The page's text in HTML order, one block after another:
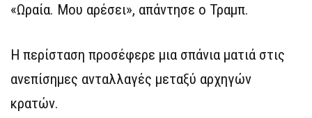
«Ωραία. Μου αρέσει», απάντησε ο Τραμπ.
Η περίσταση προσέφερε μια σπάνια ματιά στις
ανεπίσημες ανταλλαγές μεταξύ αρχηγών
κρατών.